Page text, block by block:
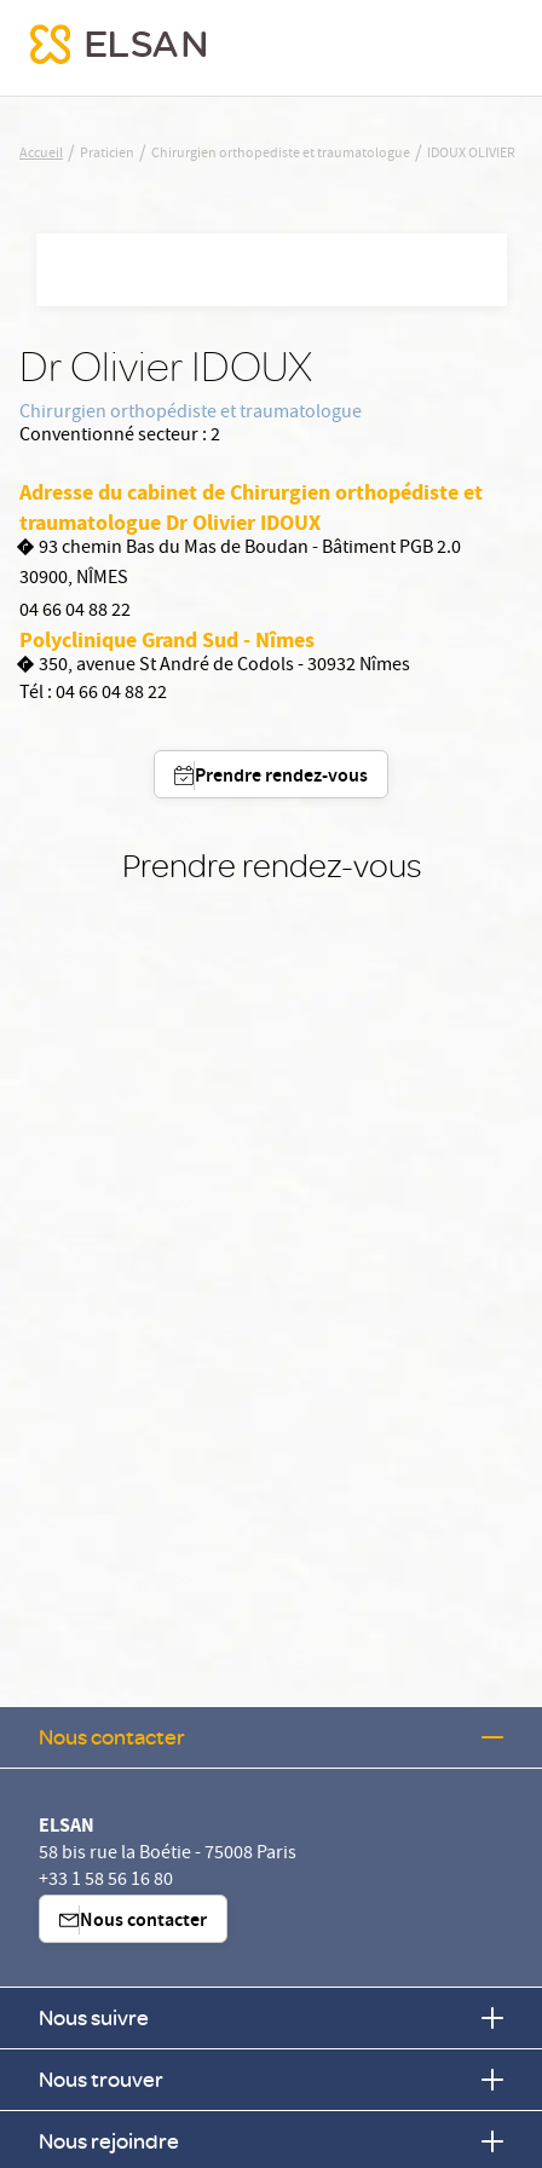
IDOUX OLIVIER
Accueil / Praticien / Chirurgien orthopediste et traumatologue / IDOUX OLIVIER
Dr Olivier IDOUX
Chirurgien orthopédiste et traumatologue
Conventionné secteur :2
Adresse du cabinet de Chirurgien orthopédiste et
traumatologue Dr Olivier IDOUX
93 chemin Bas du Mas de Boudan - Bâtiment PGB 2.0
30900, NÎMES
04 66 04 88 22
Polyclinique Grand Sud - Nîmes
350, avenue St André de Codols - 30932 Nîmes
Tél :04 66 04 88 22
Prendre rendez-vous
Prendre rendez-vous
Nous contacter
ELSAN
58 bis rue la Boétie - 75008 Paris
+33 1 58 56 16 80
Nous contacter
Nous suivre
Nous trouver
Nous rejoindre